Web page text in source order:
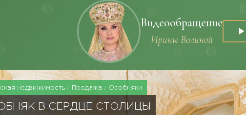
Видеообращение
Ирины Волиной
недвижимость Продажа Особняки
В СЕРДЦЕ СТОЛИЦЫ